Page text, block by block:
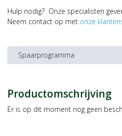
Hulp nodig? Onze specialisten
Neem contact op met onze
Spaarprogramma
Productomschrijving
Er is op dit moment nog geen